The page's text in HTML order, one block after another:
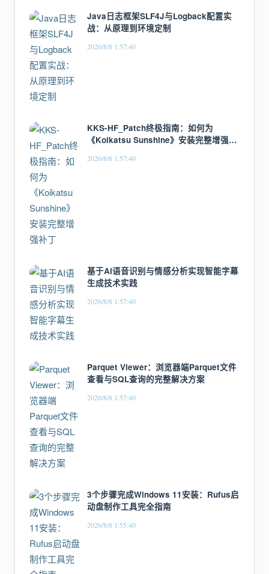
Java日志框架SLF4J与Logback配置实
战：从原理到环境定制
2026/8/8 1:57:40
KKS-HF_Patch终极指南：如何为
《Koikatsu Sunshine》安装完整增强补
2026/8/8 1:57:40
基于AI语音识别与情感分析实现智能字幕
生成技术实践
2026/8/8 1:57:40
Parquet Viewer：浏览器端Parquet文件
查看与SQL查询的完整解决方案
2026/8/8 1:57:40
3个步骤完成Windows 11安装：Rufus启
动盘制作工具完全指南
2026/8/8 1:55:40